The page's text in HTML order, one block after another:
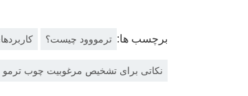
برچسب ها: ترمووود چیست؟
نکاتی برای تشخیص مرغوبیت چوب ترمو